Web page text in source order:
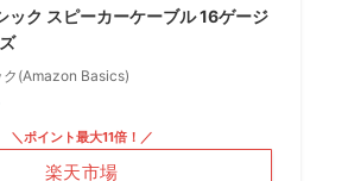
ク スピーカーケーブル 16ゲージ
(Amazon Basics)
＼ポイント最大11倍！／
楽天市場